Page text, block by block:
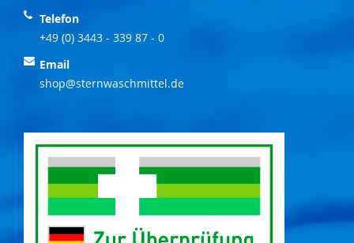
Telefon
+49 (0) 3443 - 339 87 - 0
Email
shop@sternwaschmittel.de